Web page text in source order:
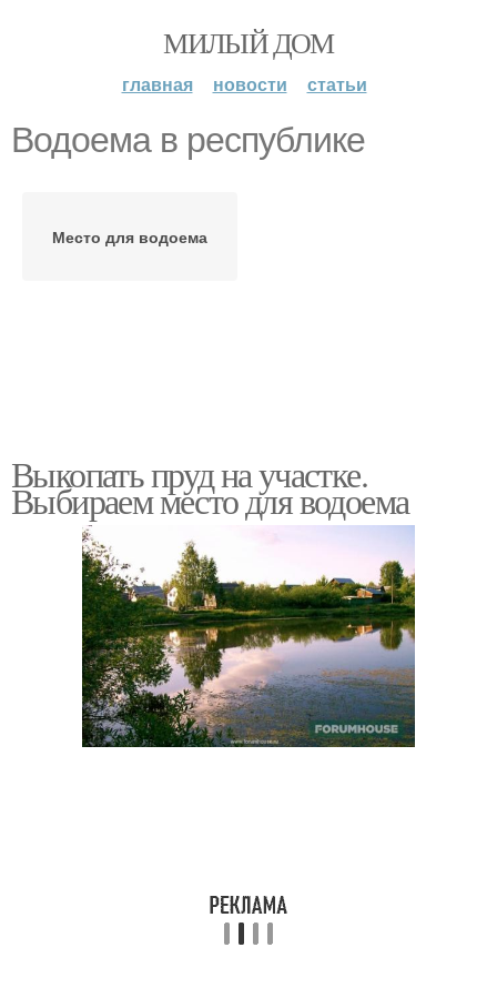
МИЛЫЙ ДОМ
главная новости статьи
Водоема в республике
Место для водоема
Выкопать пруд на участке.
Выбираем место для водоема